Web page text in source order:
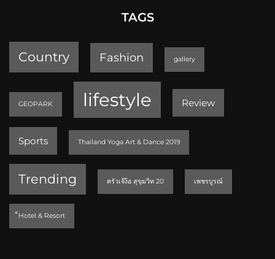
TAGS
Country Fashion gallery
GEOPARK lifestyle Review
Sports Thailand Yoga Art & Dance 2019
Trending ครัวเจ๊ง้อ สุขุมวิท 20 เพชรบูรณ์
็Hotel & Resort